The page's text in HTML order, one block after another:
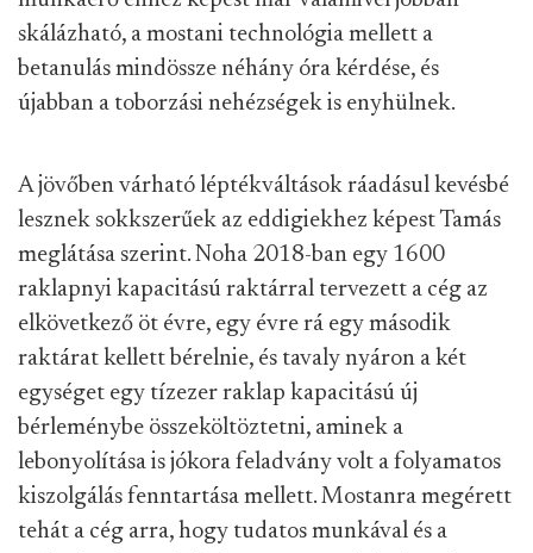
skálázható, a mostani technológia mellett a
betanulás mindössze néhány óra kérdése, és
újabban a toborzási nehézségek is enyhülnek.
A jövőben várható léptékváltások ráadásul kevésbé
lesznek sokkszerűek az eddigiekhez képest Tamás
meglátása szerint. Noha 2018-ban egy 1600
raklapnyi kapacitású raktárral tervezett a cég az
elkövetkező öt évre, egy évre rá egy második
raktárat kellett bérelnie, és tavaly nyáron a két
egységet egy tízezer raklap kapacitású új
bérleménybe összeköltöztetni, aminek a
lebonyolítása is jókora feladvány volt a folyamatos
kiszolgálás fenntartása mellett. Mostanra megérett
tehát a cég arra, hogy tudatos munkával és a